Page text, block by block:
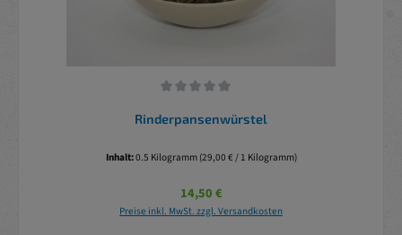
Rinderpansenwürstel
Inhalt:0.5 Kilogramm (29,00 € / 1 Kilogramm)
Regulärer Preis:
14,50 €
Preise inkl. MwSt. zzgl. Versandkosten